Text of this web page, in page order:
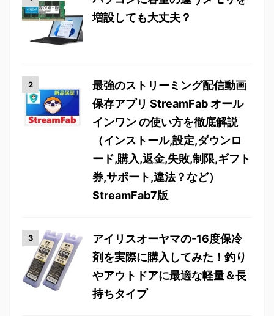
増設しても大丈夫？
最強のストリーミング配信動画
保存アプリ StreamFab オール
インワン の使い方を徹底解説
（インストール,設定,ダウンロ
ード,購入,返金,失敗,制限,ギフト
券,サポート,違法？など）
StreamFab7版
アイリスオーヤマの-16度保冷
剤を実際に購入してみた！釣り
やアウトドアに最適な軽量＆長
持ちタイプ